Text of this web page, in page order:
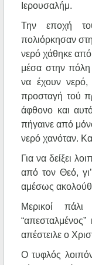
Ιερουσαλήμ.
Την εποχή
πολιόρκησαν
νερό χάθηκε από
μέσα στην πόλη
να έχουν νερό,
προσταγή τού
άφθονο και
πήγαινε από
νερό χανόταν.
Για να δείξει
από τον Θεό,
αμέσως
Μερικοί
απέστειλε ο
Ο τυφλός